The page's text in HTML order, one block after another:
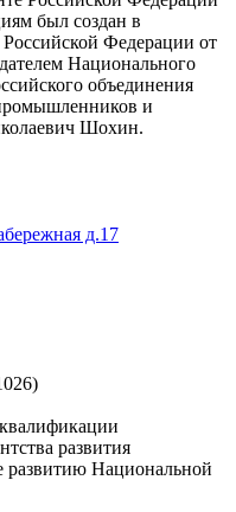
был создан в
Российской Федерации от
Национального
объединения
и
Шохин.
д.17
развития
развитию Национальной